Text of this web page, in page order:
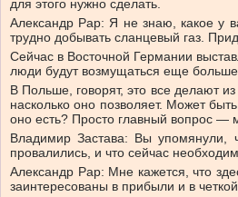
для этого нужно сделать.
Александр Рар: Я не знаю, какое у
трудно добывать сланцевый газ.
Сейчас в Восточной Германии
люди будут возмущаться еще больше.
В Польше, говорят, это все делают
насколько оно позволяет. Может
оно есть? Просто главный вопрос —
Владимир Застава: Вы упомянули,
провалились, и что сейчас
Александр Рар: Мне кажется, что
заинтересованы в прибыли и в